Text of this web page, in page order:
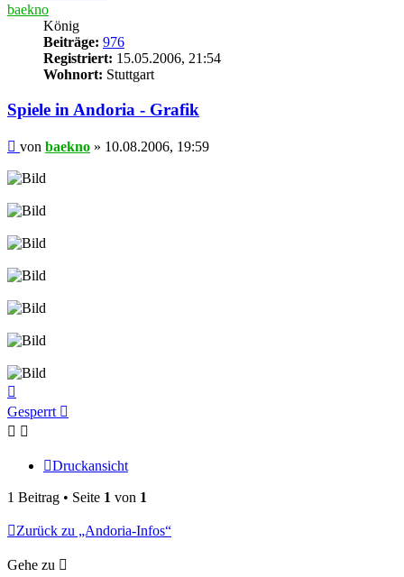
baekno
König
Beiträge: 976
Registriert: 15.05.2006, 21:54
Wohnort: Stuttgart
Spiele in Andoria - Grafik
Beitrag
von baekno » 10.08.2006, 19:59
oben
Gesperrt
Druckansicht
1 Beitrag • Seite 1 von 1
Zurück zu „Andoria-Infos“
Gehe zu